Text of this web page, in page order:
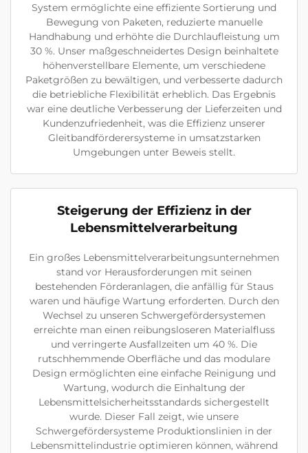
System ermöglichte eine effiziente Sortierung und
Bewegung von Paketen, reduzierte manuelle
Handhabung und erhöhte die Durchlaufleistung um
30 %. Unser maßgeschneidertes Design beinhaltete
höhenverstellbare Elemente, um verschiedene
Paketgrößen zu bewältigen, und verbesserte dadurch
die betriebliche Flexibilität erheblich. Das Ergebnis
war eine deutliche Verbesserung der Lieferzeiten und
Kundenzufriedenheit, was die Effizienz unserer
Gleitbandförderersysteme in umsatzstarken
Umgebungen unter Beweis stellt.
Steigerung der Effizienz in der
Lebensmittelverarbeitung
Ein großes Lebensmittelverarbeitungsunternehmen
stand vor Herausforderungen mit seinen
bestehenden Förderanlagen, die anfällig für Staus
waren und häufige Wartung erforderten. Durch den
Wechsel zu unseren Schwergefördersystemen
erreichte man einen reibungsloseren Materialfluss
und verringerte Ausfallzeiten um 40 %. Die
rutschhemmende Oberfläche und das modulare
Design ermöglichten eine einfache Reinigung und
Wartung, wodurch die Einhaltung der
Lebensmittelsicherheitsstandards sichergestellt
wurde. Dieser Fall zeigt, wie unsere
Schwergefördersysteme Produktionslinien in der
Lebensmittelindustrie optimieren können, während